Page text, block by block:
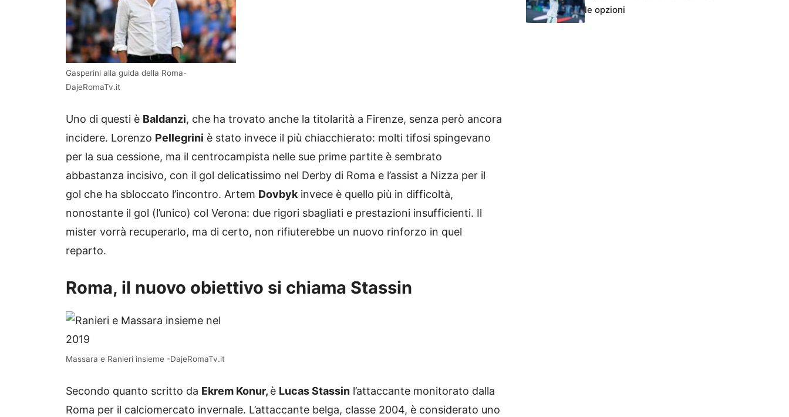
Gasperini alla guida della Roma-
DajeRomaTv.it
Uno di questi è Baldanzi, che ha trovato anche la titolarità a Firenze, senza però ancora
incidere. Lorenzo Pellegrini è stato invece il più chiacchierato: molti tifosi spingevano
per la sua cessione, ma il centrocampista nelle sue prime partite è sembrato
abbastanza incisivo, con il gol delicatissimo nel Derby di Roma e l’assist a Nizza per il
gol che ha sbloccato l’incontro. Artem Dovbyk invece è quello più in difficoltà,
nonostante il gol (l’unico) col Verona: due rigori sbagliati e prestazioni insufficienti. Il
mister vorrà recuperarlo, ma di certo, non rifiuterebbe un nuovo rinforzo in quel
reparto.
Roma, il nuovo obiettivo si chiama Stassin
Massara e Ranieri insieme -DajeRomaTv.it
Secondo quanto scritto da Ekrem Konur, è Lucas Stassin l’attaccante monitorato dalla
Roma per il calciomercato invernale. L’attaccante belga, classe 2004, è considerato uno
le opzioni